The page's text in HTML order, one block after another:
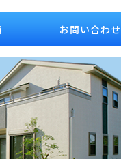
お問い合わせ